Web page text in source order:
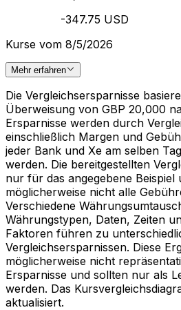
-347.75 USD
Kurse vom 8/5/2026
Mehr erfahren
Die Vergleichsersparnisse
Überweisung von GBP 20,000
Ersparnisse werden durch
einschließlich Margen und
jeder Bank und Xe am selben
werden. Die bereitgestellten
nur für das angegebene Beispiel
möglicherweise nicht alle
Verschiedene
Währungstypen, Daten, Zeiten
Faktoren führen zu
Vergleichsersparnissen. Diese
möglicherweise nicht
Ersparnisse und sollten nur als
werden. Das
aktualisiert.